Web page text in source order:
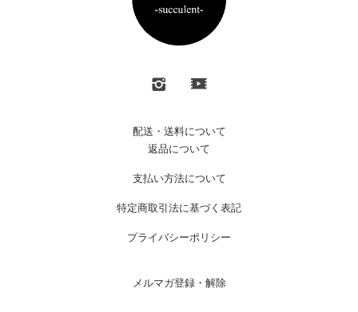
配送・送料について
返品について
支払い方法について
特定商取引法に基づく表記
プライバシーポリシー
メルマガ登録・解除